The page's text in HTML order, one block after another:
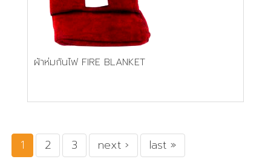
ผ้าห่มกันไฟ FIRE BLANKET
1 2 3 next › last »